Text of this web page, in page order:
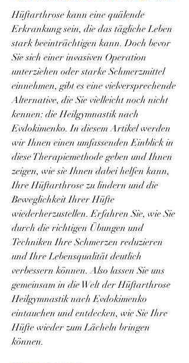
Hüftarthrose kann eine quälende
Erkrankung sein, die das tägliche Leben
stark beeinträchtigen kann. Doch bevor
Sie sich einer invasiven Operation
unterziehen oder starke Schmerzmittel
einnehmen, gibt es eine vielversprechende
Alternative, die Sie vielleicht noch nicht
kennen: die Heilgymnastik nach
Evdokimenko. In diesem Artikel werden
wir Ihnen einen umfassenden Einblick in
diese Therapiemethode geben und Ihnen
zeigen, wie sie Ihnen dabei helfen kann,
Ihre Hüftarthrose zu lindern und die
Beweglichkeit Ihrer Hüfte
wiederherzustellen. Erfahren Sie, wie Sie
durch die richtigen Übungen und
Techniken Ihre Schmerzen reduzieren
und Ihre Lebensqualität deutlich
verbessern können. Also lassen Sie uns
gemeinsam in die Welt der Hüftarthrose
Heilgymnastik nach Evdokimenko
eintauchen und entdecken, wie Sie Ihre
Hüfte wieder zum Lächeln bringen
können.